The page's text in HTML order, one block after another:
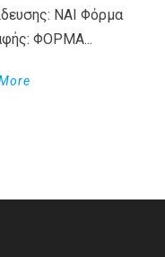
ΝΑΙ Φόρμα
ΦΟΡΜΑ...